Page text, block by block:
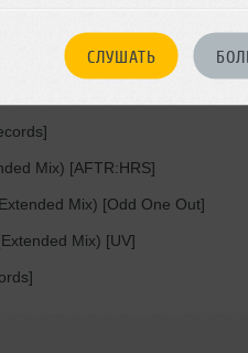
СЛУШАТЬ
Happened]
(Extended Mix) [Indifferent
Mix) [AFTR:HRS]
Mix) [Odd One Out]
Mix) [UV]